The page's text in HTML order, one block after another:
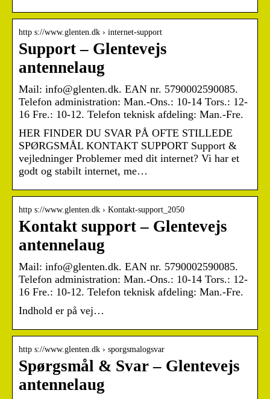
http s://www.glenten.dk › internet-support
Support – Glentevejs
antennelaug
Mail: info@glenten.dk. EAN nr. 5790002590085.
Telefon administration: Man.-Ons.: 10-14 Tors.: 12-
16 Fre.: 10-12. Telefon teknisk afdeling: Man.-Fre.
HER FINDER DU SVAR PÅ OFTE STILLEDE
SPØRGSMÅL KONTAKT SUPPORT Support &
vejledninger Problemer med dit internet? Vi har et
godt og stabilt internet, me…
http s://www.glenten.dk › Kontakt-support_2050
Kontakt support – Glentevejs
antennelaug
Mail: info@glenten.dk. EAN nr. 5790002590085.
Telefon administration: Man.-Ons.: 10-14 Tors.: 12-
16 Fre.: 10-12. Telefon teknisk afdeling: Man.-Fre.
Indhold er på vej…
http s://www.glenten.dk › sporgsmalogsvar
Spørgsmål & Svar – Glentevejs
antennelaug